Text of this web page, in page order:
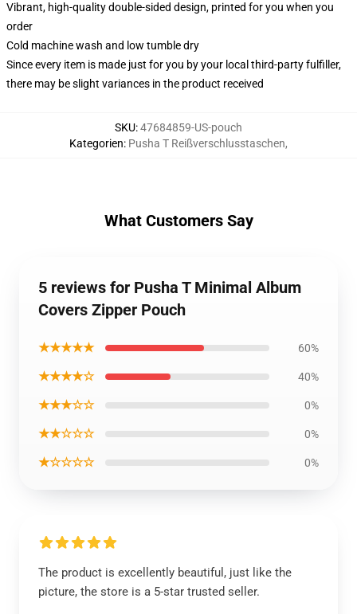
Vibrant, high-quality double-sided design, printed for you when you
order
Cold machine wash and low tumble dry
Since every item is made just for you by your local third-party fulfiller,
there may be slight variances in the product received
SKU:47684859-US-pouch
Kategorien: Pusha T Reißverschlusstaschen,
What Customers Say
5 reviews for Pusha T Minimal Album
Covers Zipper Pouch
★★★★★ 60%
★★★★☆ 40%
★★★☆☆ 0%
★★☆☆☆ 0%
★☆☆☆☆ 0%
The product is excellently beautiful, just like the
picture, the store is a 5-star trusted seller.